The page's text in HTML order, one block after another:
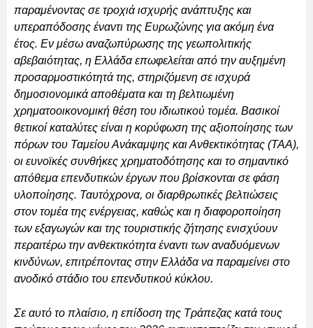
παραμένοντας σε τροχιά ισχυρής ανάπτυξης και
υπεραπόδοσης έναντι της Ευρωζώνης για ακόμη ένα
έτος. Εν μέσω αναζωπύρωσης της γεωπολιτικής
αβεβαιότητας, η Ελλάδα επωφελείται από την αυξημένη
προσαρμοστικότητά της, στηριζόμενη σε ισχυρά
δημοσιονομικά αποθέματα και τη βελτιωμένη
χρηματοοικονομική θέση του ιδιωτικού τομέα. Βασικοί
θετικοί καταλύτες είναι η κορύφωση της αξιοποίησης των
πόρων του Ταμείου Ανάκαμψης και Ανθεκτικότητας (ΤΑΑ),
οι ευνοϊκές συνθήκες χρηματοδότησης και το σημαντικό
απόθεμα επενδυτικών έργων που βρίσκονται σε φάση
υλοποίησης. Ταυτόχρονα, οι διαρθρωτικές βελτιώσεις
στον τομέα της ενέργειας, καθώς και η διαφοροποίηση
των εξαγωγών και της τουριστικής ζήτησης ενισχύουν
περαιτέρω την ανθεκτικότητα έναντι των αναδυόμενων
κινδύνων, επιτρέποντας στην Ελλάδα να παραμείνει στο
ανοδικό στάδιο του επενδυτικού κύκλου.
Σε αυτό το πλαίσιο, η επίδοση της Τράπεζας κατά τους